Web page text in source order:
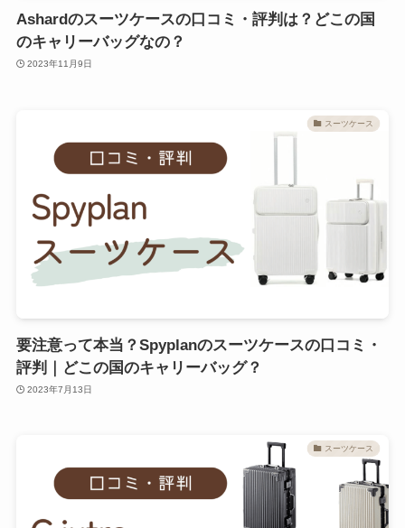
Ashardのスーツケースの口コミ・評判は？どこの国
のキャリーバッグなの？
2023年11月9日
スーツケース
要注意って本当？Spyplanのスーツケースの口コミ・
評判｜どこの国のキャリーバッグ？
2023年7月13日
スーツケース